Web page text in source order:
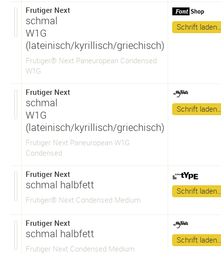
Frutiger Next
schmal
W1G
(lateinisch/kyrillisch/griechisch)
Frutiger® Next Paneuropean Condensed
W1G
Schrift
Frutiger Next
schmal
W1G
(lateinisch/kyrillisch/griechisch)
Frutiger Next Paneuropean W1G
Condensed
Schrift
Frutiger Next
schmal halbfett
Frutiger® Next Condensed Medium
Schrift
Frutiger Next
schmal halbfett
Frutiger Next Condensed Medium
Schrift